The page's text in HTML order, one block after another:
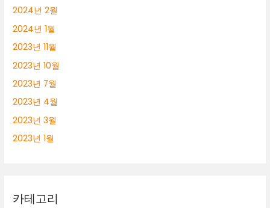
2024년 2월
2024년 1월
2023년 11월
2023년 10월
2023년 7월
2023년 4월
2023년 3월
2023년 1월
카테고리